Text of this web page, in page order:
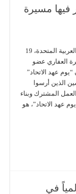
فيها مسيرة
شبكة بيئة ابوظبي، العين، الإمارات العربية المتحدة، 19
نخيرة العفاري عضو
عهد الاتحاد”
الذين أرسوا
المشترك وبناء
عهد الاتحاد”، هو
في